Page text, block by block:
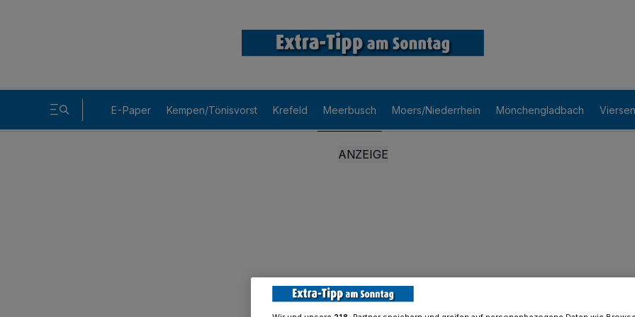
E-Paper Kempen/Tönisvorst Krefeld Meerbusch Moers/Niederrhein Mönchengladbach Viersen